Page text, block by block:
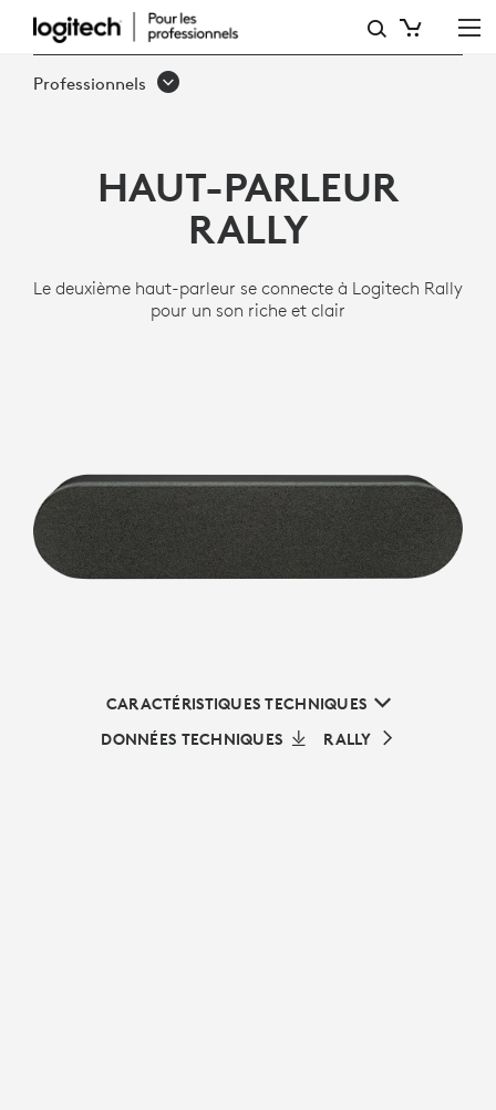
HAUT-
PARLEUR
Professionnels
HAUT-PARLEUR
RALLY
Le deuxième haut-parleur se connecte à Logitech Rally
pour un son riche et clair
CARACTÉRISTIQUES TECHNIQUES
DONNÉES TECHNIQUES
RALLY